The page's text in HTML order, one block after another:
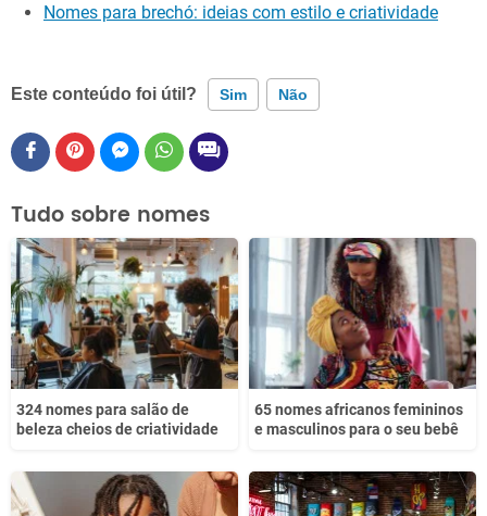
Nomes para brechó: ideias com estilo e criatividade
Este conteúdo foi útil? Sim Não
Este conteúdo contém informação incorreta
Este conteúdo não tem a informação que procuro
Outro
Tudo sobre nomes
324 nomes para salão de
beleza cheios de criatividade
65 nomes africanos femininos
e masculinos para o seu bebê